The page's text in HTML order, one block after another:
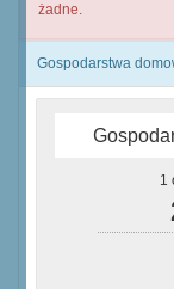
żadne.
Gospodarstwa
1